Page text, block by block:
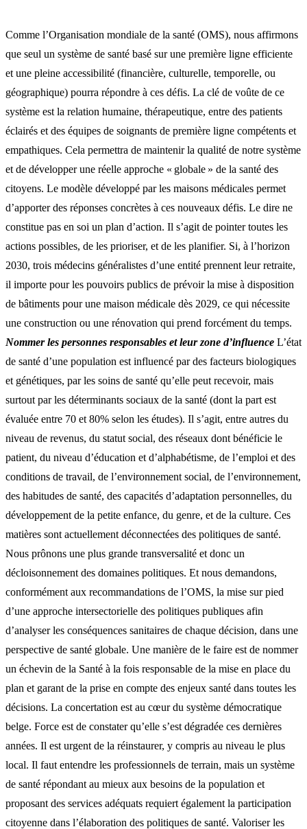
Comme l’Organisation mondiale de la santé (OMS), nous affirmons
que seul un système de santé basé sur une première ligne efficiente
et une pleine accessibilité (financière, culturelle, temporelle, ou
géographique) pourra répondre à ces défis. La clé de voûte de ce
système est la relation humaine, thérapeutique, entre des patients
éclairés et des équipes de soignants de première ligne compétents et
empathiques. Cela permettra de maintenir la qualité de notre système
et de développer une réelle approche « globale » de la santé des
citoyens. Le modèle développé par les maisons médicales permet
d’apporter des réponses concrètes à ces nouveaux défis. Le dire ne
constitue pas en soi un plan d’action. Il s’agit de pointer toutes les
actions possibles, de les prioriser, et de les planifier. Si, à l’horizon
2030, trois médecins généralistes d’une entité prennent leur retraite,
il importe pour les pouvoirs publics de prévoir la mise à disposition
de bâtiments pour une maison médicale dès 2029, ce qui nécessite
une construction ou une rénovation qui prend forcément du temps.
Nommer les personnes responsables et leur zone d’influence L’état
de santé d’une population est influencé par des facteurs biologiques
et génétiques, par les soins de santé qu’elle peut recevoir, mais
surtout par les déterminants sociaux de la santé (dont la part est
évaluée entre 70 et 80% selon les études). Il s’agit, entre autres du
niveau de revenus, du statut social, des réseaux dont bénéficie le
patient, du niveau d’éducation et d’alphabétisme, de l’emploi et des
conditions de travail, de l’environnement social, de l’environnement,
des habitudes de santé, des capacités d’adaptation personnelles, du
développement de la petite enfance, du genre, et de la culture. Ces
matières sont actuellement déconnectées des politiques de santé.
Nous prônons une plus grande transversalité et donc un
décloisonnement des domaines politiques. Et nous demandons,
conformément aux recommandations de l’OMS, la mise sur pied
d’une approche intersectorielle des politiques publiques afin
d’analyser les conséquences sanitaires de chaque décision, dans une
perspective de santé globale. Une manière de le faire est de nommer
un échevin de la Santé à la fois responsable de la mise en place du
plan et garant de la prise en compte des enjeux santé dans toutes les
décisions. La concertation est au cœur du système démocratique
belge. Force est de constater qu’elle s’est dégradée ces dernières
années. Il est urgent de la réinstaurer, y compris au niveau le plus
local. Il faut entendre les professionnels de terrain, mais un système
de santé répondant au mieux aux besoins de la population et
proposant des services adéquats requiert également la participation
citoyenne dans l’élaboration des politiques de santé. Valoriser les